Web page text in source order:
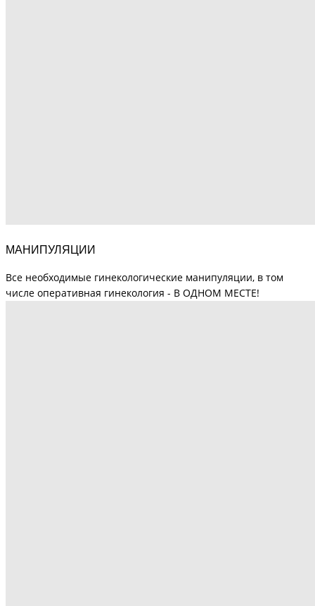
МАНИПУЛЯЦИИ
Все необходимые гинекологические манипуляции, в том
числе оперативная гинекология - В ОДНОМ МЕСТЕ!